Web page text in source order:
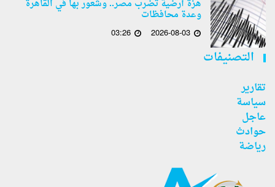
هزة أرضية تضرب مصر.. وشعور بها في القاهرة
وعدة محافظات
2026-08-03
03:26
التصنيفات
تقارير
سياسة
عاجل
حوادث
رياضة